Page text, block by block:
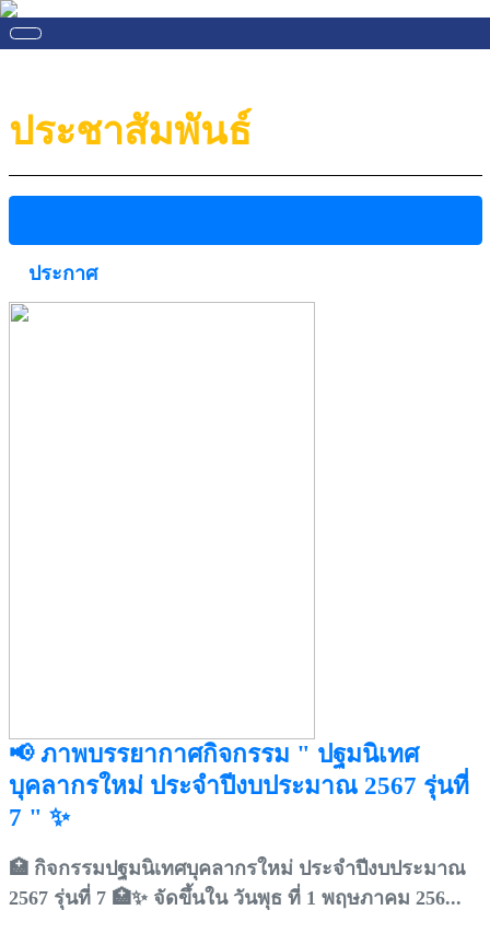
ประชาสัมพันธ์
ประกาศ
📢 ภาพบรรยากาศกิจกรรม " ปฐมนิเทศ
บุคลากรใหม่ ประจำปีงบประมาณ 2567 รุ่นที่
7 " ✨
🏥 กิจกรรมปฐมนิเทศบุคลากรใหม่ ประจำปีงบประมาณ
2567 รุ่นที่ 7 🏥✨ จัดขึ้นใน วันพุธ ที่ 1 พฤษภาคม 256...